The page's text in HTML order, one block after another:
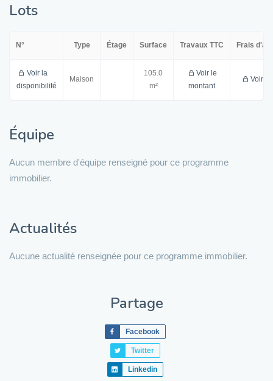
Lots
N° Type Étage Surface Travaux TTC Frais
Voir la
disponibilité
Maison
105.0
m²
Voir le
montant
Voir le
Équipe
Aucun membre d'équipe renseigné pour ce programme
immobilier.
Actualités
Aucune actualité renseignée pour ce programme immobilier.
Partage
Facebook
Twitter
Linkedin